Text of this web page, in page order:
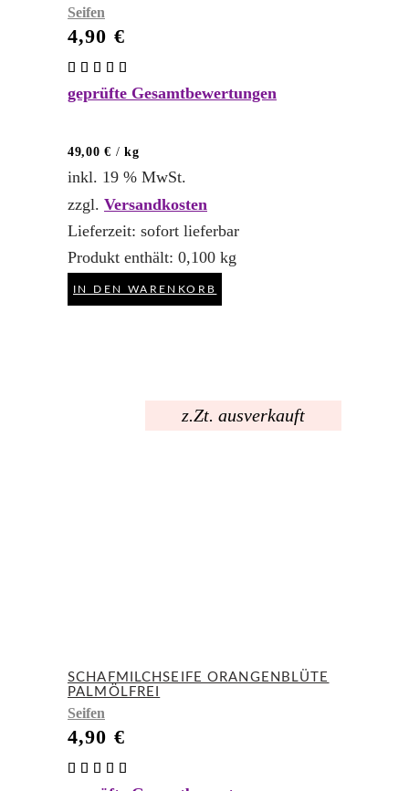
Seifen
4,90 €
5.00
geprüfte Gesamtbewertungen
49,00€ /kg
inkl. 19 % MwSt.
zzgl. Versandkosten
Lieferzeit: sofort lieferbar
Produkt enthält: 0,100 kg
IN DEN WARENKORB
z.Zt. ausverkauft
SCHAFMILCHSEIFE ORANGENBLÜTE
PALMÖLFREI
Seifen
4,90 €